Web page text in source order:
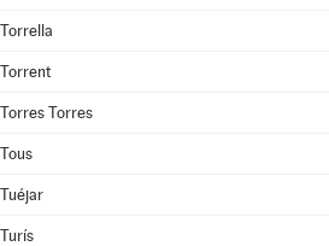
Torrella
Torrent
Torres Torres
Tous
Tuéjar
Turís